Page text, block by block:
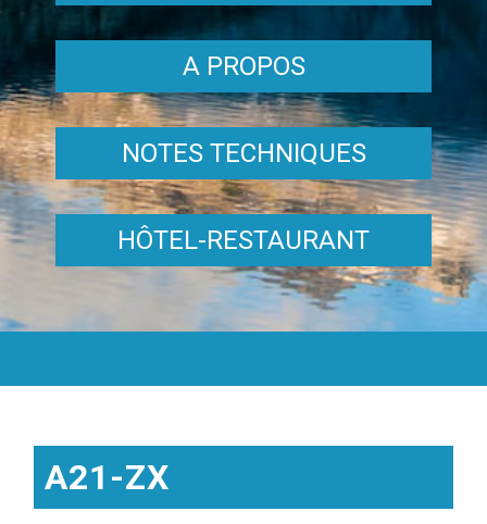
A PROPOS
NOTES TECHNIQUES
HÔTEL-RESTAURANT
A21-ZX